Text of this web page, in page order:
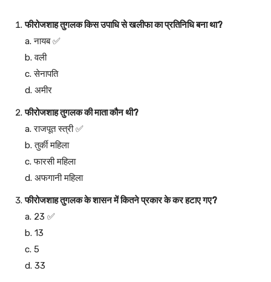
फीरोजशाह तुगलक किस उपाधि से खलीफा का प्रतिनिधि बना था?
a. नायब ✅
b. वली
c. सेनापति
d. अमीर
फीरोजशाह तुगलक की माता कौन थी?
a. राजपूत स्त्री ✅
b. तुर्की महिला
c. फारसी महिला
d. अफगानी महिला
फीरोजशाह तुगलक के शासन में कितने प्रकार के कर हटाए गए?
a. 23 ✅
b. 13
c. 5
d. 33